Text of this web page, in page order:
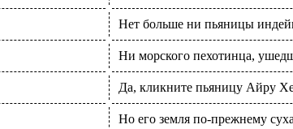
Нет больше ни пьяницы
Ни морского пехотинца,
Да, кликните пьяницу Айру
Но его земля по-прежнему суха